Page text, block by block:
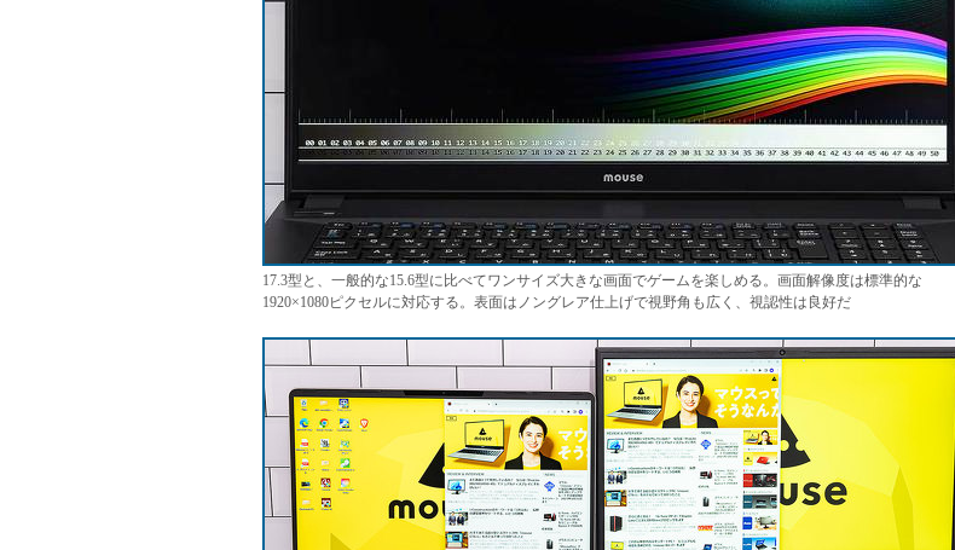
17.3型と、一般的な15.6型に比べてワンサイズ大きな画面でゲームを楽しめる。画面解像度は標準的な
1920×1080ピクセルに対応する。表面はノングレア仕上げで視野角も広く、視認性は良好だ